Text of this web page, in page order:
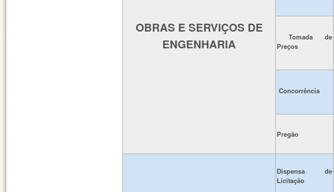
OBRAS E SERVIÇOS DE
ENGENHARIA
Tomada de
Preços
Concorrência
Pregão
Dispensa de
Licitação